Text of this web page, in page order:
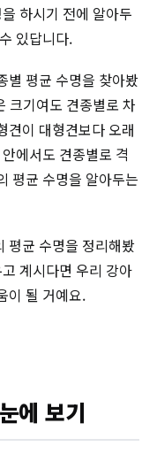
하시기 전에 알아두
있답니다.
별 평균 수명을 찾아봤
크기여도 견종별로 차
견이 대형견보다 오래
에서도 견종별로 격
평균 수명을 알아두는
평균 수명을 정리해봤
계시다면 우리 강아
이 될 거예요.
에 보기